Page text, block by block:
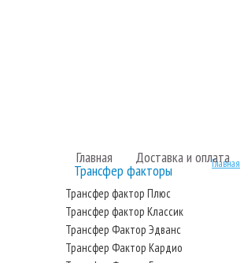
Главная Доставка и оплата
Трансфер факторы
Трансфер фактор Плюс
Трансфер фактор Классик
Трансфер Фактор Эдванс
Трансфер Фактор Кардио
Главная